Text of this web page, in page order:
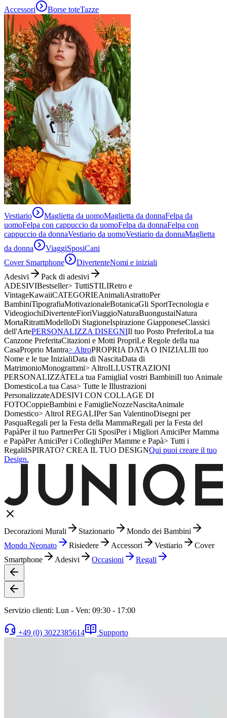
Accessori Borse toteTazze
Vestiario Maglietta da uomoMaglietta da donnaFelpa da
uomoFelpa con cappuccio da uomoFelpa da donnaFelpa con
cappuccio da donnaVestiario da uomoVestiario da donnaMaglietta
da donna
ViaggiSposiCani
Cover Smartphone
DivertenteNomi e iniziali
Adesivi
Pack di adesivi
ADESIVIBestseller> TuttiSTILIRetro e
VintageKawaiiCATEGORIEAnimaliAstrattoPer
BambiniTipografiaMotivazionaleBotanicaGli SportTecnologia e
VideogiochiDivertenteFioriViaggioNaturaBuongustaiNatura
MortaRitrattiModelloDi StagioneIspirazione GiapponeseClassici
dell'ArtePERSONALIZZA DISEGNIIl tuo Posto PreferitoLa tua
Canzone PreferitaCitazioni e Motti PropriLe Regole della tua
CasaProprio Mantra> AltroPROPRIA DATA O INIZIALIIl tuo
Nome e le tue InizialiData di NascitaData di
MatrimonioMonogrammi> AltroILLUSTRAZIONI
PERSONALIZZATELa tua FamigliaI vostri BambiniIl tuo Animale
DomesticoLa tua Casa> Tutte le Illustrazioni
PersonalizzateADESIVI CON COLLAGE DI
FOTOCoppieBambini e FamiglieNozzeNascitaAnimale
Domestico> AltroI REGALIPer San ValentinoDisegni per
PasquaRegali per la Festa della MammaRegali per la Festa del
PapàPer il tuo PartnerPer Gli SposiPer i Migliori AmiciPer Mamma
e PapàPer AmiciPer i ColleghiPer Mamme e Papà> Tutti i
RegaliISPIRATO? CREA IL TUO DESIGNQui puoi creare il tuo
Design.
Decorazioni Murali Stazionario
Mondo dei Bambini
Mondo Neonato
Risiedere Accessori Vestiario
Cover
Smartphone
Adesivi Occasioni Regali
Servizio clienti: Lun - Ven: 09:30 - 17:00
+49 (0) 3022385614 Supporto